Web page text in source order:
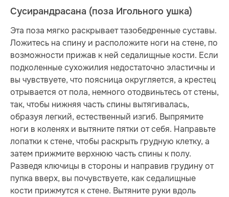
Сусирандрасана (поза Игольного ушка)
Эта поза мягко раскрывает тазобедренные суставы.
Ложитесь на спину и расположите ноги на стене, по
возможности прижав к ней седалищные кости. Если
подколенные сухожилия недостаточно эластичны и
вы чувствуете, что поясница округляется, а крестец
отрывается от пола, немного отодвиньтесь от стены,
так, чтобы нижняя часть спины вытягивалась,
образуя легкий, естественный изгиб. Выпрямите
ноги в коленях и вытяните пятки от себя. Направьте
лопатки к стене, чтобы раскрыть грудную клетку, а
затем прижмите верхнюю часть спины к полу.
Разведя ключицы в стороны и направив грудину от
пупка вверх, вы почувствуете, как седалищные
кости прижмутся к стене. Вытяните руки вдоль